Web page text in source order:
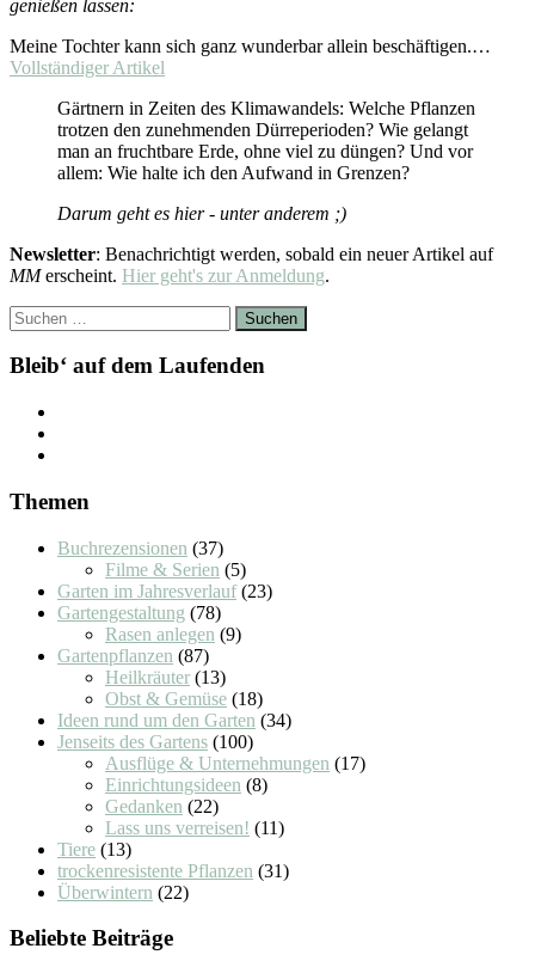
genießen lassen:
Meine Tochter kann sich ganz wunderbar allein beschäftigen.…
Vollständiger Artikel
Gärtnern in Zeiten des Klimawandels: Welche Pflanzen
trotzen den zunehmenden Dürreperioden? Wie gelangt
man an fruchtbare Erde, ohne viel zu düngen? Und vor
allem: Wie halte ich den Aufwand in Grenzen?
Darum geht es hier - unter anderem ;)
Newsletter: Benachrichtigt werden, sobald ein neuer Artikel auf
MMerscheint. Hier geht's zur Anmeldung.
Suchen
nach:
Bleib‘ auf dem Laufenden
Themen
Buchrezensionen (37)
Filme & Serien (5)
Garten im Jahresverlauf(23)
Gartengestaltung (78)
Rasen anlegen (9)
Gartenpflanzen (87)
Heilkräuter (13)
Obst & Gemüse (18)
Ideen rund um den Garten (34)
Jenseits des Gartens (100)
Ausflüge & Unternehmungen (17)
Einrichtungsideen (8)
Gedanken (22)
Lass uns verreisen! (11)
Tiere (13)
trockenresistente Pflanzen (31)
Überwintern (22)
Beliebte Beiträge